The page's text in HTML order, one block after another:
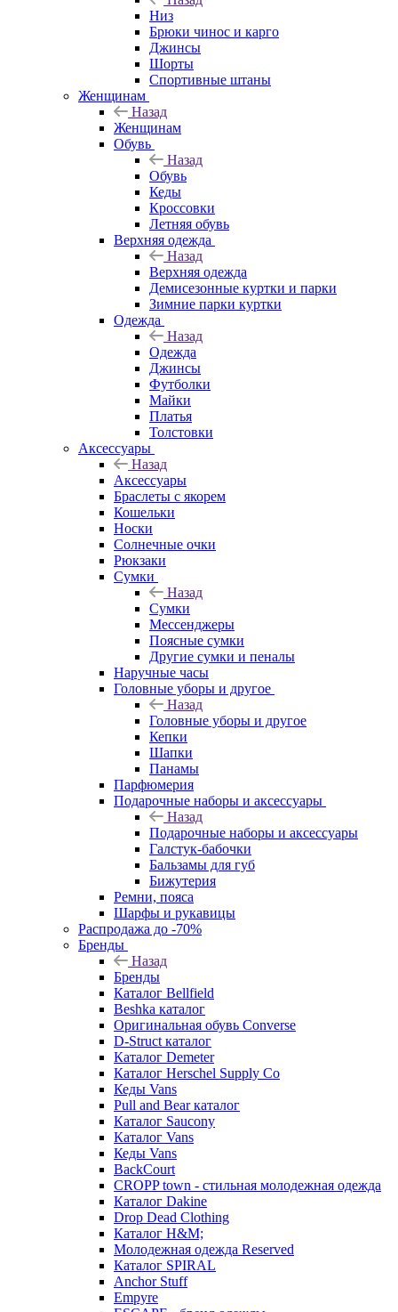
Низ
Брюки чинос и карго
Джинсы
Шорты
Спортивные штаны
Женщинам
Назад
Женщинам
Обувь
Назад
Обувь
Кеды
Кроссовки
Летняя обувь
Верхняя одежда
Назад
Верхняя одежда
Демисезонные куртки и парки
Зимние парки куртки
Одежда
Назад
Одежда
Джинсы
Футболки
Майки
Платья
Толстовки
Аксессуары
Назад
Аксессуары
Браслеты с якорем
Кошельки
Носки
Солнечные очки
Рюкзаки
Сумки
Назад
Сумки
Мессенджеры
Поясные сумки
Другие сумки и пеналы
Наручные часы
Головные уборы и другое
Назад
Головные уборы и другое
Кепки
Шапки
Панамы
Парфюмерия
Подарочные наборы и аксессуары
Назад
Подарочные наборы и аксессуары
Галстук-бабочки
Бальзамы для губ
Бижутерия
Ремни, пояса
Шарфы и рукавицы
Распродажа до -70%
Бренды
Назад
Бренды
Каталог Bellfield
Beshka каталог
Оригинальная обувь Converse
D-Struct каталог
Каталог Demeter
Каталог Herschel Supply Co
Кеды Vans
Pull and Bear каталог
Каталог Saucony
Каталог Vans
Кеды Vans
BackCourt
CROPP town - стильная молодежная одежда
Каталог Dakine
Drop Dead Clothing
Каталог H&M;
Молодежная одежда Reserved
Каталог SPIRAL
Anchor Stuff
Empyre